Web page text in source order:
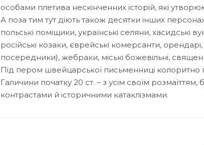
особами плетива нескінченних історій, які
А поза тим тут діють також десятки інших
польські поміщики, українські селяни, хасидські
російські козаки, єврейські комерсанти,
посередники), жебраки, міські божевільні,
Під пером швейцарської письменниці колоритно
Галичини початку 20 ст. – з усім своїм
контрастами й історичними катаклізмами.